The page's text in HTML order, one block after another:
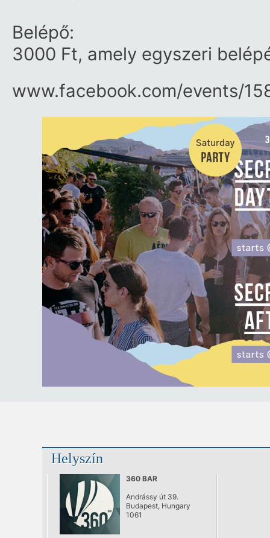
Belépő:
3000 Ft, amely egyszeri
www.facebook.com/​events/​
Helyszín
360 BAR
Andrássy út 39.
Budapest, Hungary
1061